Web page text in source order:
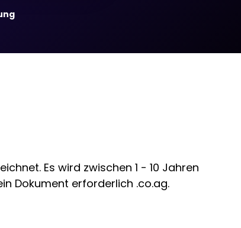
Es wird zwischen 1 - 10 Jahren
Dokument erforderlich .co.ag.